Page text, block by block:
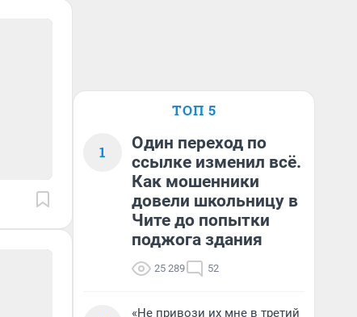
ТОП 5
1
Один переход по
ссылке изменил всё.
Как мошенники
довели школьницу в
Чите до попытки
поджога здания
25 289 52
«Не привози их мне в третий